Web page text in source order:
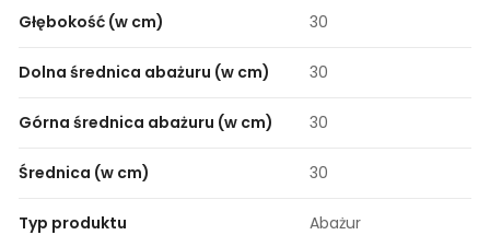
Głębokość (w cm) 30
Dolna średnica abażuru (w cm) 30
Górna średnica abażuru (w cm) 30
Średnica (w cm) 30
Typ produktu Abażur